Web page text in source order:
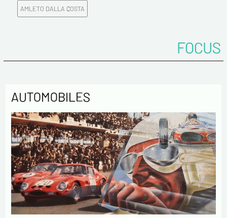
Confirmez votre Email*
Politique de confidentialité :
Les informations recueillies sur ce formulaire sont
enregistrées dans un fichier informatisé par ESTAMPE
MODERNE & SPORTIVE pour la gestion des achats et la gestion
AMLETO DALLA COSTA
FOCUS
AUTOMOBILES